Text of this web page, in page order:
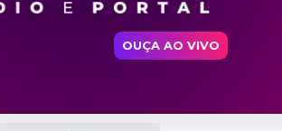
OUÇA AO VIVO